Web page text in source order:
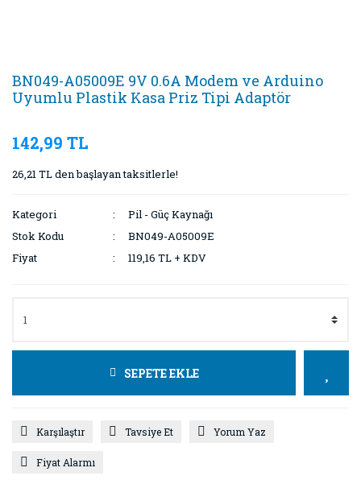
BN049-A05009E 9V 0.6A Modem ve Arduino
Uyumlu Plastik Kasa Priz Tipi Adaptör
142,99 TL
26,21 TL den başlayan taksitlerle!
Kategori
Pil - Güç Kaynağı
Stok Kodu
BN049-A05009E
Fiyat
119,16 TL + KDV
SEPETE EKLE
Karşılaştır Tavsiye Et Yorum Yaz
Fiyat Alarmı